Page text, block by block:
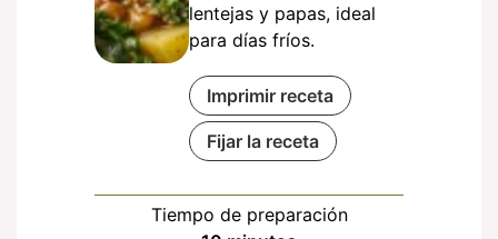
lentejas y papas, ideal
para días fríos.
Imprimir receta
Fijar la receta
Tiempo de preparación